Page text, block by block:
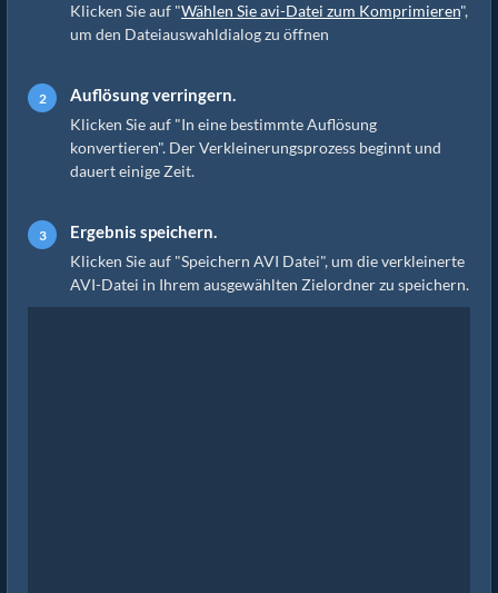
Klicken Sie auf "Wählen Sie avi-Datei zum Komprimieren",
um den Dateiauswahldialog zu öffnen
Auflösung verringern.
Klicken Sie auf "In eine bestimmte Auflösung
konvertieren". Der Verkleinerungsprozess beginnt und
dauert einige Zeit.
Ergebnis speichern.
Klicken Sie auf "Speichern AVI Datei", um die verkleinerte
AVI-Datei in Ihrem ausgewählten Zielordner zu speichern.